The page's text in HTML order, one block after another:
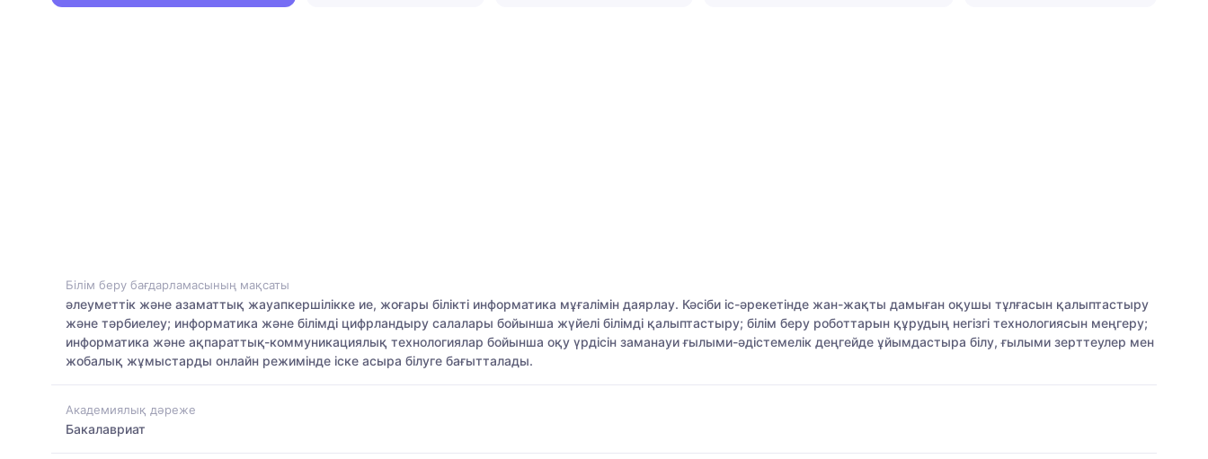
Білім беру бағдарламасының мақсаты
әлеуметтік және азаматтық жауапкершілікке ие, жоғары білікті информатика мұғалімін даярлау. Кәсіби іс-әрекетінде жан-жақты дамыған оқушы тұлғасын қалыптастыру
және тәрбиелеу; информатика және білімді цифрландыру салалары бойынша жүйелі білімді қалыптастыру; білім беру роботтарын құрудың негізгі технологиясын меңгеру;
информатика және ақпараттық-коммуникациялық технологиялар бойынша оқу үрдісін заманауи ғылыми-әдістемелік деңгейде ұйымдастыра білу, ғылыми зерттеулер мен
жобалық жұмыстарды онлайн режимінде іске асыра білуге бағытталады.
Академиялық дәреже
Бакалавриат